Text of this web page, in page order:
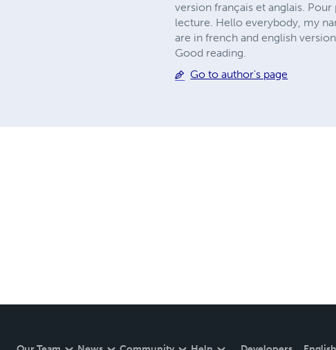
version français et anglais.
lecture. Hello everybody, my
are in french and english
Good reading.
Go to author's page